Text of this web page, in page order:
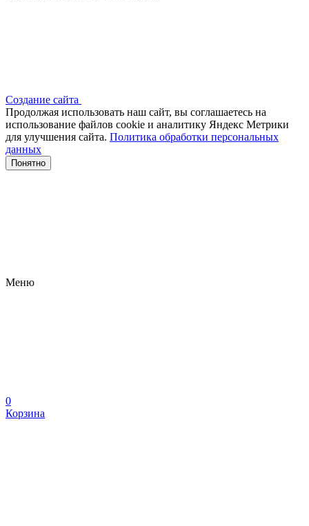
Создание сайта
Продолжая использовать наш сайт, вы соглашаетесь на
использование файлов сооkіе и аналитику Яндекс Метрики
для улучшения сайта. Политика обработки персональных
данных
Понятно
Меню
0
Корзина